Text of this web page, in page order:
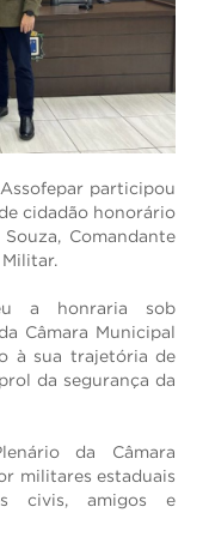
participou
cidadão honorário
Comandante
a honraria sob
Câmara Municipal
à sua trajetória de
da segurança da
da Câmara
militares estaduais
civis, amigos e